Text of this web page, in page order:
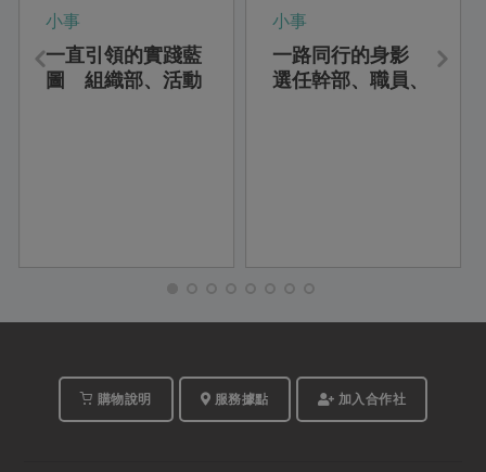
小事
一直引領的實踐藍
圖 組織部、活動
小事
一路同行的身影
選任幹部、職員、
購物說明 服務據點 加入合作社